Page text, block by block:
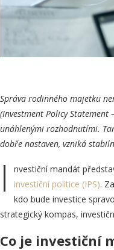
Správa rodinného majetku
(Investment Policy
unáhlenými rozhodnutími.
dobře nastaven, vzniká
I nvestiční mandát
investiční politice (IPS).
kdo bude investice
strategický kompas,
Co je investiční